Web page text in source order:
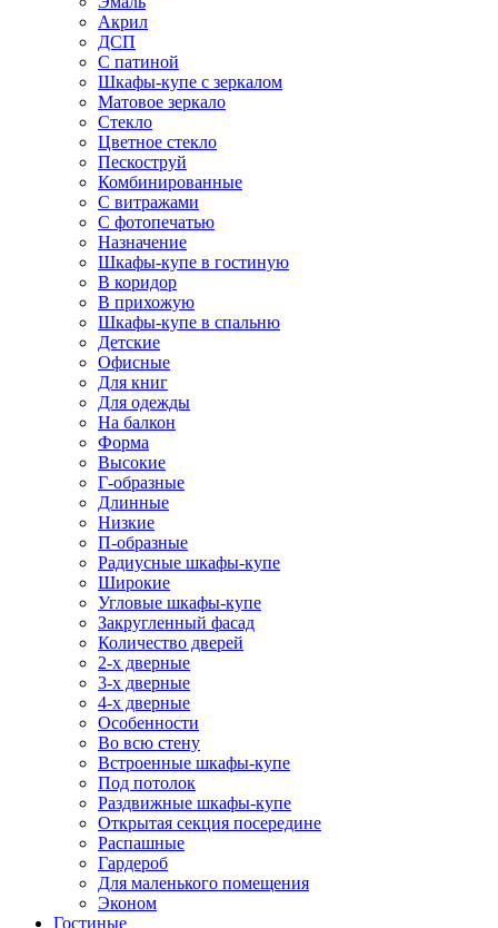
Акрил
ДСП
С патиной
Шкафы-купе с зеркалом
Матовое зеркало
Стекло
Цветное стекло
Пескоструй
Комбинированные
С витражами
С фотопечатью
Назначение
Шкафы-купе в гостиную
В коридор
В прихожую
Шкафы-купе в спальню
Детские
Офисные
Для книг
Для одежды
На балкон
Форма
Высокие
Г-образные
Длинные
Низкие
П-образные
Радиусные шкафы-купе
Широкие
Угловые шкафы-купе
Закругленный фасад
Количество дверей
2-х дверные
3-х дверные
4-х дверные
Особенности
Во всю стену
Встроенные шкафы-купе
Под потолок
Раздвижные шкафы-купе
Открытая секция посередине
Распашные
Гардероб
Для маленького помещения
Эконом
Гостиные